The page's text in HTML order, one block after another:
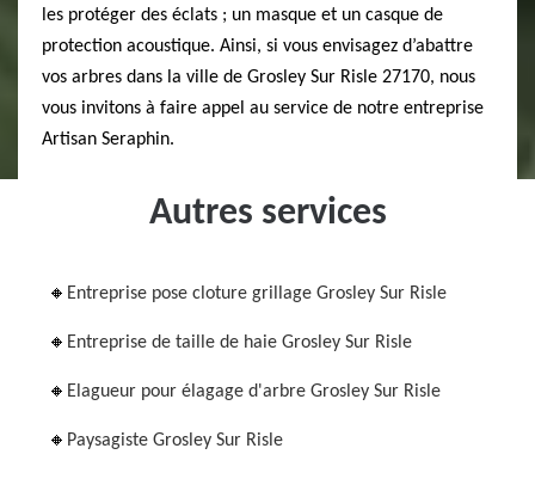
les protéger des éclats ; un masque et un casque de
protection acoustique. Ainsi, si vous envisagez d’abattre
vos arbres dans la ville de Grosley Sur Risle 27170, nous
vous invitons à faire appel au service de notre entreprise
Artisan Seraphin.
Autres services
Entreprise pose cloture grillage Grosley Sur Risle
Entreprise de taille de haie Grosley Sur Risle
Elagueur pour élagage d'arbre Grosley Sur Risle
Paysagiste Grosley Sur Risle